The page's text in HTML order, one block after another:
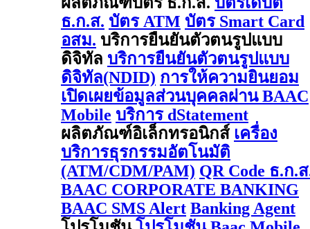
ธ.ก.ส. บัตร ATM บัตร Smart Card
อสม. บริการยืนยันตัวตนรูปแบบ
ดิจิทัล บริการยืนยันตัวตนรูปแบบ
ดิจิทัล(NDID) การให้ความยินยอม
เปิดเผยข้อมูลส่วนบุคคลผ่าน BAAC
Mobile บริการ dStatement
ผลิตภัณฑ์อิเล็กทรอนิกส์ เครื่อง
บริการธุรกรรมอัตโนมัติ
(ATM/CDM/PAM) QR Code ธ.ก.
BAAC CORPORATE BANKING
BAAC SMS Alert Banking Agent